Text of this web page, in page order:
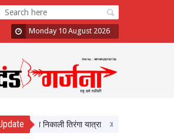
Monday 10 August 2026
ने निकाली तिरंगा यात्रा भद्रा के साये में सावन